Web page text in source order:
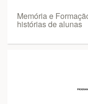
Memória e
histórias de alunas